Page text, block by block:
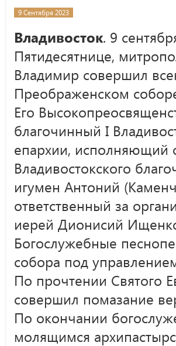
9 Сентября 2023
Владивосток. 9
Пятидесятнице,
Владимир совершил
Преображенском
Его
благочинный I
епархии, исполняющий
Владивостокского
игумен Антоний
ответственный за
иерей Дионисий
Богослужебные
собора под
По прочтении Святого
совершил помазание
По окончании
молящимся